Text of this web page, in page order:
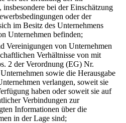
bei der Einschätzung
oder der
im Besitz des Unternehmens
Unternehmen befinden;
Vereinigungen von Unternehmen
Verhältnisse von mit
2 der Verordnung (EG) Nr.
sowie die Herausgabe
verlangen, soweit sie
haben oder soweit sie auf
Verbindungen zur
Informationen über die
in der Lage sind;